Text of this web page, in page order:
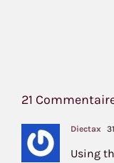
21
Diectax
Using